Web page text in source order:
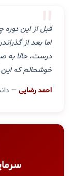
"
قبل از این
اما بعد از
درست، حالا به
خوشحالم که این
احمد رضایی —